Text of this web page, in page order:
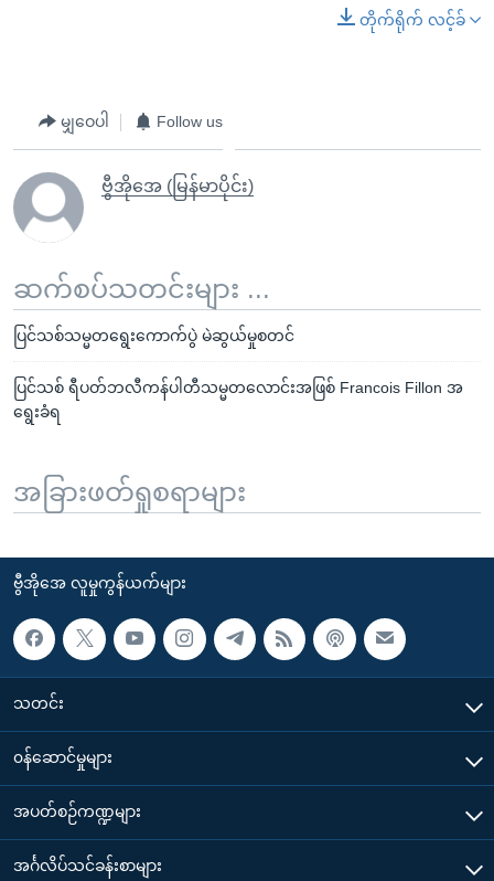
တိုက်ရိုက် လင့်ခ်
မျှဝေပါ Follow us
ဗွီအိုအေ (မြန်မာပိုင်း)
ဆက်စပ်သတင်းများ ...
ပြင်သစ်သမ္မတရွေးကောက်ပွဲ မဲဆွယ်မှုစတင်
ပြင်သစ် ရီပတ်ဘလီကန်ပါတီသမ္မတလောင်းအဖြစ် Francois Fillon အ
ရွေးခံရ
အခြားဖတ်ရှုစရာများ
ဗွီအိုအေ လူမှုကွန်ယက်များ
သတင်း
၀န်ဆောင်မှုများ
အပတ်စဉ်ကဏ္ဍများ
အင်္ဂလိပ်သင်ခန်းစာများ